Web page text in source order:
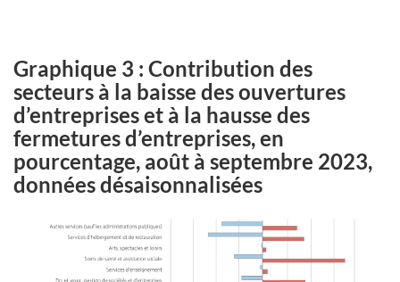
Graphique 3 : Contribution des
secteurs à la baisse des ouvertures
d’entreprises et à la hausse des
fermetures d’entreprises, en
pourcentage, août à septembre 2023,
données désaisonnalisées